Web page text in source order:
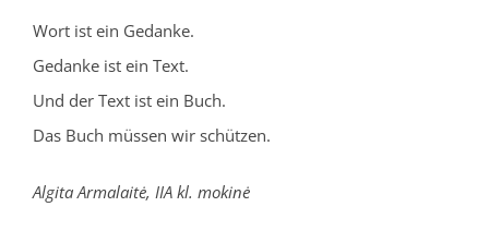
Wort ist ein Gedanke.
Gedanke ist ein Text.
Und der Text ist ein Buch.
Das Buch müssen wir schützen.
Algita Armalaitė, IIA kl. mokinė